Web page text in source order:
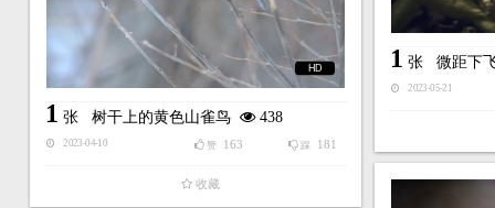
1 张 微距下
2023-05-21
HD
1 张 树干上的黄色山雀鸟 438
2023-04-10 踩 181
赞 163
收藏